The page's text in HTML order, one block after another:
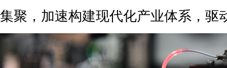
集聚，加速构建现代化产业体系，驱